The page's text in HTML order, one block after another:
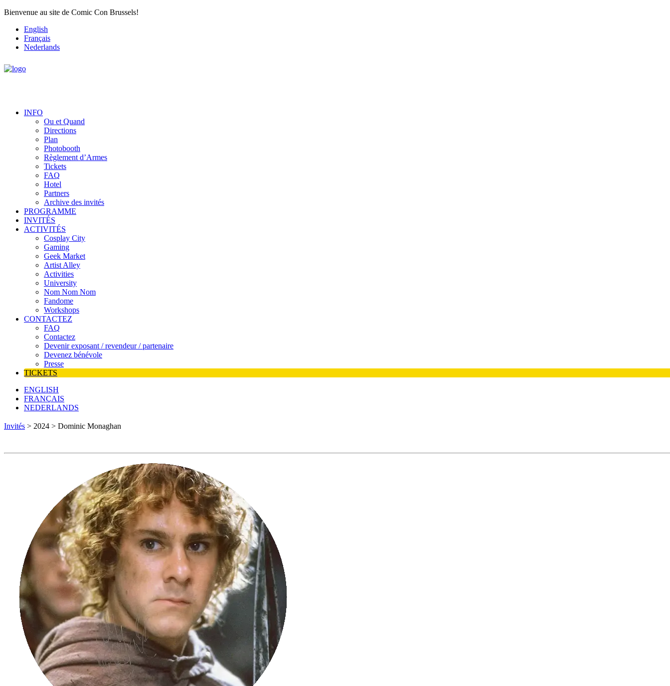
Bienvenue au site de Comic Con Brussels!
English
Français
Nederlands
INFO
Ou et Quand
Directions
Plan
Photobooth
Règlement d’Armes
Tickets
FAQ
Hotel
Partners
Archive des invités
PROGRAMME
INVITÉS
ACTIVITÉS
Cosplay City
Gaming
Geek Market
Artist Alley
Activities
University
Nom Nom Nom
Fandome
Workshops
CONTACTEZ
FAQ
Contactez
Devenir exposant / revendeur / partenaire
Devenez bénévole
Presse
TICKETS
ENGLISH
FRANÇAIS
NEDERLANDS
Invités > 2024 > Dominic Monaghan